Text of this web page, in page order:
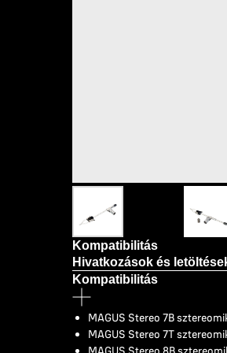
Kompatibilitás
Hivatkozások és
Kompatibilitás
MAGUS Stereo 7B
MAGUS Stereo 7T